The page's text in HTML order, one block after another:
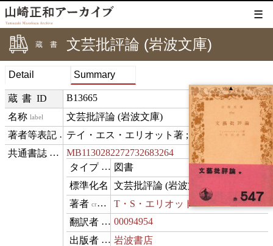
☰
蔵書 文芸批評論 (岩波文庫)
Detail Summary
▲
蔵書ID B13665
label 文芸批評論 (岩波文庫)
creditText
テイ・エス・エリオット著 ; 矢本貞幹譯
exemplarOfMB1130282272732683264 ⊟
type 図書
name
文芸批評論 (岩波文庫 ; 1627, 1394)
creator T・S・エリオット
translator00094954
publisher岩波書店